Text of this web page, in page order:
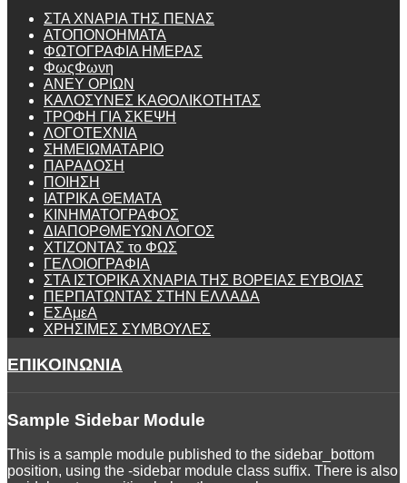
ΣΤΑ ΧΝΑΡΙΑ ΤΗΣ ΠΕΝΑΣ
ΑΤΟΠΟΝΟΗΜΑΤΑ
ΦΩΤΟΓΡΑΦΙΑ ΗΜΕΡΑΣ
ΦωςΦωνη
ANEY ΟΡΙΩΝ
ΚΑΛΟΣΥΝΕΣ ΚΑΘΟΛΙΚΟΤΗΤΑΣ
ΤΡΟΦΗ ΓΙΑ ΣΚΕΨΗ
ΛΟΓΟΤΕΧΝΙΑ
ΣΗΜΕΙΩΜΑΤΑΡΙΟ
ΠΑΡΑΔΟΣΗ
ΠΟΙΗΣΗ
ΙΑΤΡΙΚΑ ΘΕΜΑΤΑ
ΚΙΝΗΜΑΤΟΓΡΑΦΟΣ
ΔΙΑΠΟΡΘΜΕΥΩΝ ΛΟΓΟΣ
ΧΤΙΖΟΝΤΑΣ το ΦΩΣ
ΓΕΛΟΙΟΓΡΑΦΙΑ
ΣΤΑ ΙΣΤΟΡΙΚΑ ΧΝΑΡΙΑ ΤΗΣ ΒΟΡΕΙΑΣ ΕΥΒΟΙΑΣ
ΠΕΡΠΑΤΩΝΤΑΣ ΣΤΗΝ ΕΛΛΑΔΑ
ΕΣΑμεΑ
ΧΡΗΣΙΜΕΣ ΣΥΜΒΟΥΛΕΣ
ΕΠΙΚΟΙΝΩΝΙΑ
Sample Sidebar Module
This is a sample module published to the sidebar_bottom
position, using the -sidebar module class suffix. There is also